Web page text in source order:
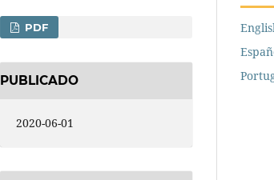
PDF
PUBLICADO
2020-06-01